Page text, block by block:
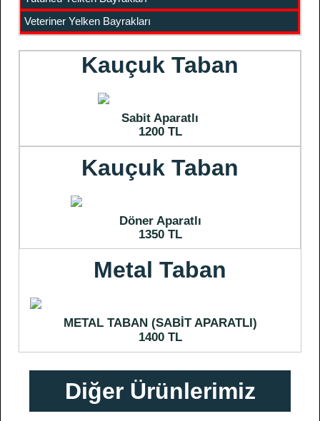
Veteriner Yelken Bayrakları
Kauçuk Taban
Sabit Aparatlı
1200 TL
Kauçuk Taban
Döner Aparatlı
1350 TL
Metal Taban
METAL TABAN (SABİT APARATLI)
1400 TL
Diğer Ürünlerimiz